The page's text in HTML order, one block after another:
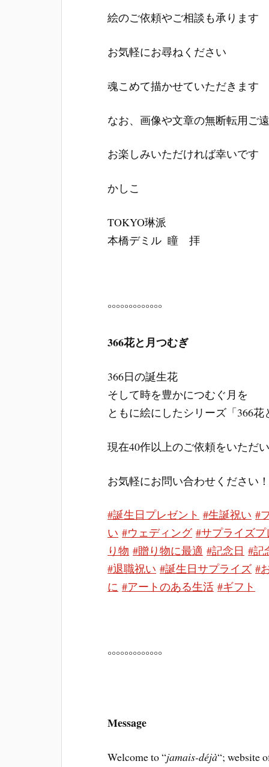
絵のご依頼やご相談も承ります
お気軽にお尋ねください
魂こめて描かせていただきます
なお、画像や文章の無断転用ご
お楽しみいただければ幸いです
かしこ
TOKYO琳派
本橋デミル 瞳 拝
°°°°°°°°°°°°°
366花と月つむぎ
366日の誕生花
そして時を豊かにつむぐ月を
ともに絵にしたシリーズ「366
現在40作以上のご依頼をいただ
お気軽にお問い合わせください！
#誕生日プレゼント #生誕祝い #
い #ウェディング #サプライズプ
り物 #贈り物に最適 #記念日 #記
#退職祝い #誕生日サプライズ #
に #アートのある生活 #ギフト
°°°°°°°°°°°°°
Message
Welcome to “jamais-déjà“; website